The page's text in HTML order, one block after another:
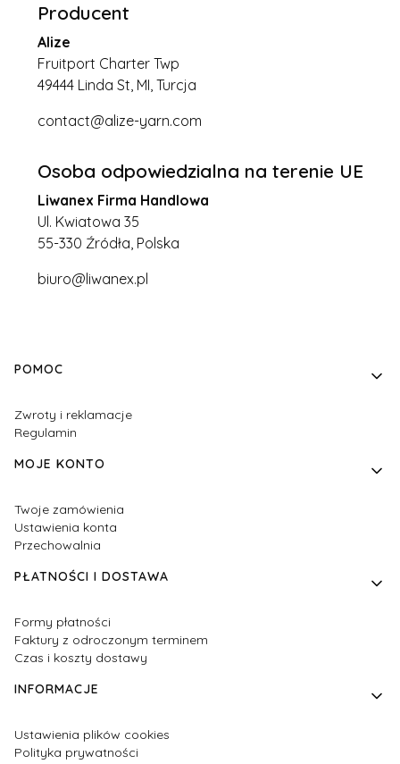
Producent
Alize
Fruitport Charter Twp
49444 Linda St, MI, Turcja
contact@alize-yarn.com
Osoba odpowiedzialna na terenie UE
Liwanex Firma Handlowa
Ul. Kwiatowa 35
55-330 Źródła, Polska
biuro@liwanex.pl
Linki w stopce
POMOC
Zwroty i reklamacje
Regulamin
MOJE KONTO
Twoje zamówienia
Ustawienia konta
Przechowalnia
PŁATNOŚCI I DOSTAWA
Formy płatności
Faktury z odroczonym terminem
Czas i koszty dostawy
INFORMACJE
Ustawienia plików cookies
Polityka prywatności